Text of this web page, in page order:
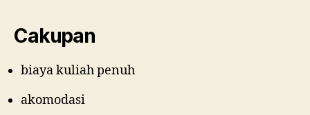
Cakupan
biaya kuliah penuh
akomodasi